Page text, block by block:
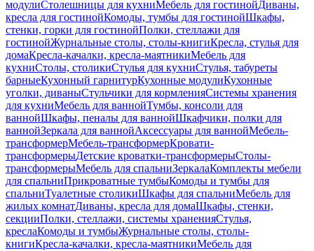
модулиСтолешницы для кухниМебель для гостинойДиваны,
кресла для гостинойКомоды, тумбы для гостинойШкафы,
стенки, горки для гостинойПолки, стеллажи для
гостинойЖурнальные столы, столы-книгиКресла, стулья для
домаКресла-качалки, кресла-маятникиМебель для
кухниСтолы, столикиСтулья для кухниСтулья, табуреты
барныеКухонный гарнитурКухонные модулиКухонные
уголки, диваныСтульчики для кормленияСистемы хранения
для кухниМебель для ваннойТумбы, консоли для
ваннойШкафы, пеналы для ваннойШкафчики, полки для
ваннойЗеркала для ваннойАксессуары для ваннойМебель-
трансформерМебель-трансформерКровати-
трансформерыДетские кроватки-трансформерыСтолы-
трансформерыМебель для спальниЗеркалаКомплекты мебели
для спальниПрикроватные тумбыКомоды и тумбы для
спальниТуалетные столикиШкафы для спальниМебель для
жилых комнатДиваны, кресла для домаШкафы, стенки,
секцииПолки, стеллажи, системы храненияСтулья,
креслаКомоды и тумбыЖурнальные столы, столы-
книгиКресла-качалки, кресла-маятникиМебель для